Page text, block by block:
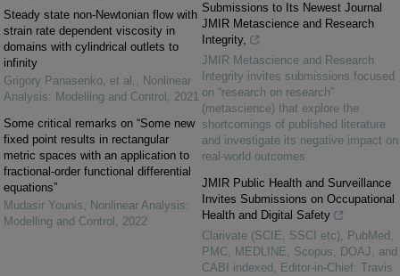
Steady state non-Newtonian flow with
strain rate dependent viscosity in
domains with cylindrical outlets to
infinity
Grigory Panasenko, et al. , Nonlinear
Analysis: Modelling and Control , 2021
Some critical remarks on “Some new
fixed point results in rectangular
metric spaces with an application to
fractional-order functional differential
equations”
Mudasir Younis, Nonlinear Analysis:
Modelling and Control , 2022
Submissions to Its Newest Journal
JMIR Metascience and Research
Integrity,
JMIR Metascience and Research
Integrity invites submissions focused
on “research on research”
(metascience) that explore the
shortcomings of published literature
and investigate its negative impact on
real-world outcomes
JMIR Public Health and Surveillance
Invites Submissions on Occupational
Health and Digital Safety
Clarivate (SCIE, SSCI etc), PubMed,
PMC, MEDLINE, Scopus, DOAJ, and
CABI indexed, Editor-in-Chief: Travis